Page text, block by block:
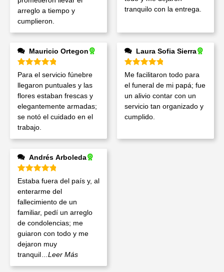
arreglo a tiempo y
cumplieron.
tranquilo con la entrega.
Mauricio Ortegon
Valorado en de 5
Para el servicio fúnebre
llegaron puntuales y las
flores estaban frescas y
elegantemente armadas;
se notó el cuidado en el
trabajo.
Laura Sofia Sierra
Valorado en 5 de 5
Me facilitaron todo para
el funeral de mi papá; fue
un alivio contar con un
servicio tan organizado y
cumplido.
Andrés Arboleda
Valorado en 5 de 5
Estaba fuera del país y, al
enterarme del
fallecimiento de un
familiar, pedí un arreglo
de condolencias; me
guiaron con todo y me
dejaron muy
tranquil
...Leer Más